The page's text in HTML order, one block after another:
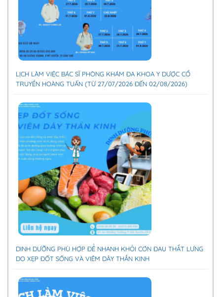
LỊCH LÀM VIỆC BÁC SĨ PHÒNG KHÁM ĐA KHOA Y DƯỢC CỔ
TRUYỀN HOÀNG TUẤN (TỪ 27/07/2026 ĐẾN 02/08/2026)
DINH DƯỠNG PHÙ HỢP ĐỂ NHANH KHỎI CƠN ĐAU THẮT LƯNG
DO XẸP ĐỐT SỐNG VÀ VIÊM DÂY THẦN KINH